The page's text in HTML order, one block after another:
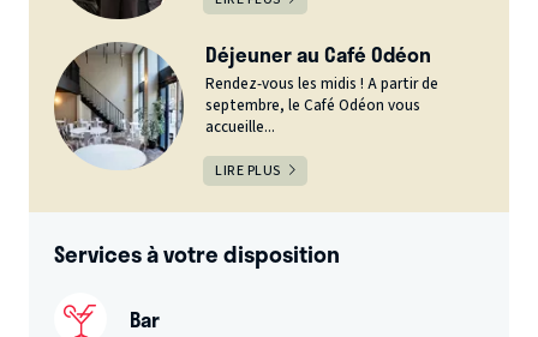
Déjeuner au Café Odéon
Rendez-vous les midis ! A partir de
septembre, le Café Odéon vous
accueille...
LIRE PLUS
Services à votre disposition
Bar